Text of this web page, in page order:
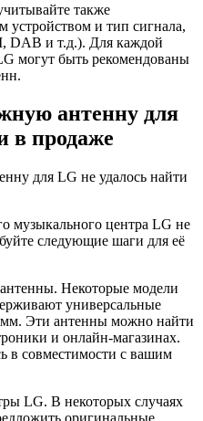
также
устройством и тип сигнала,
DAB и т.д.). Для каждой
могут быть рекомендованы
антенну для
в продаже
музыкального центра LG не
следующие шаги для её
Некоторые модели
универсальные
Эти антенны можно найти
и онлайн-магазинах.
в совместимости с вашим
LG. В некоторых случаях